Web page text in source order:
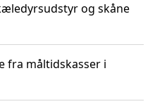
og skåne
fra måltidskasser i